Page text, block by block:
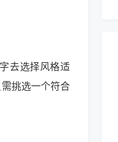
去选择风格适
挑选一个符合